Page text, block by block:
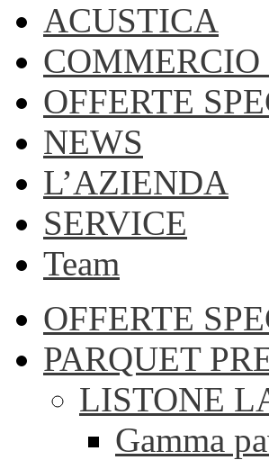
ACUSTICA
OFFERTE
NEWS
L’AZIENDA
SERVICE
Team
OFFERTE
PARQUET
LISTONE
Gamma